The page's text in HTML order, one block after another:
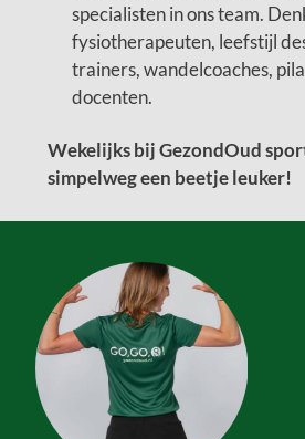
specialisten in ons team.
fysiotherapeuten, leefstijl
trainers, wandelcoaches,
docenten.
Wekelijks bij GezondOud
simpelweg een beetje leuker!